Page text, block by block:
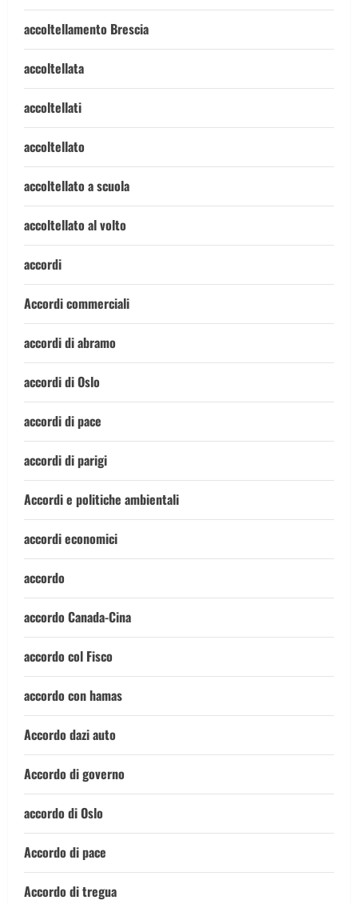
accoltellamento Brescia
accoltellata
accoltellati
accoltellato
accoltellato a scuola
accoltellato al volto
accordi
Accordi commerciali
accordi di abramo
accordi di Oslo
accordi di pace
accordi di parigi
Accordi e politiche ambientali
accordi economici
accordo
accordo Canada-Cina
accordo col Fisco
accordo con hamas
Accordo dazi auto
Accordo di governo
accordo di Oslo
Accordo di pace
Accordo di tregua